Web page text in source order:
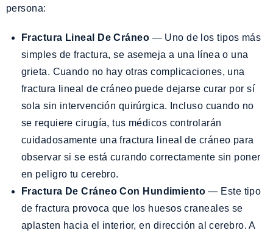
persona:
Fractura Lineal De Cráneo — Uno de los tipos más
simples de fractura, se asemeja a una línea o una
grieta. Cuando no hay otras complicaciones, una
fractura lineal de cráneo puede dejarse curar por sí
sola sin intervención quirúrgica. Incluso cuando no
se requiere cirugía, tus médicos controlarán
cuidadosamente una fractura lineal de cráneo para
observar si se está curando correctamente sin poner
en peligro tu cerebro.
Fractura De Cráneo Con Hundimiento — Este tipo
de fractura provoca que los huesos craneales se
aplasten hacia el interior, en dirección al cerebro. A